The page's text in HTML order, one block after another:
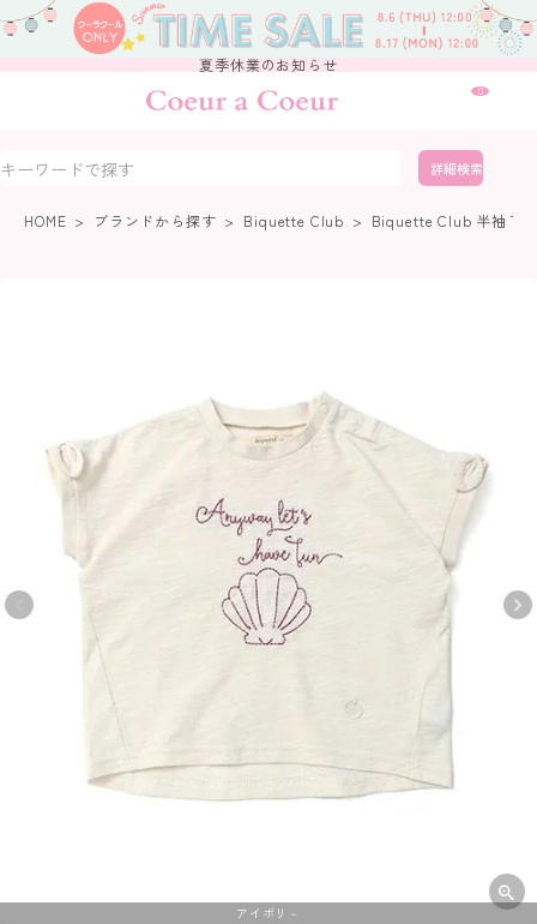
夏季休業のお知らせ
0
詳細検索
HOME ブランドから探す Biquette Club Biquette Club 半袖Ｔ
アイボリ－